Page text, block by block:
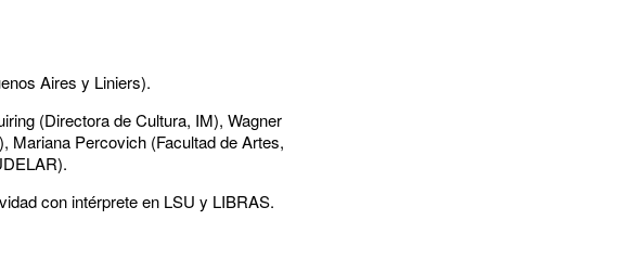
Aires y Liniers).
(Directora de Cultura, IM), Wagner
Mariana Percovich (Facultad de Artes,
con intérprete en LSU y LIBRAS.